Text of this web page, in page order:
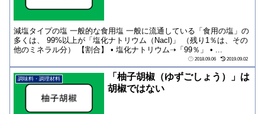
減塩タイプの塩 一般的な食用塩 一般に流通している「食用の塩」の
多くは、 99%以上が「塩化ナトリウム（Nacl)」 （残り1％は、その
他のミネラル分） 【割合】 • 塩化ナトリウム➝「99％」 • ...
2018.09.06 2019.09.02
調味料・調理材料
「柚子胡椒（ゆずごしょう）」は
胡椒ではない